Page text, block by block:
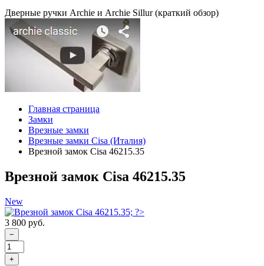
Дверные ручки Archie и Archie Sillur (краткий обзор)
Главная страница
Замки
Врезные замки
Врезные замки Cisa (Италия)
Врезной замок Cisa 46215.35
Врезной замок Cisa 46215.35
New
3 800 руб.
−
+